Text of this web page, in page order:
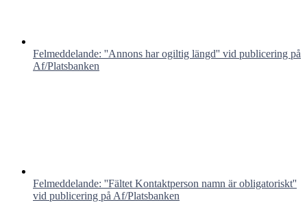
Felmeddelande: ''Annons har ogiltig längd'' vid publicering på
Af/Platsbanken
Felmeddelande: ''Fältet Kontaktperson namn är obligatoriskt''
vid publicering på Af/Platsbanken